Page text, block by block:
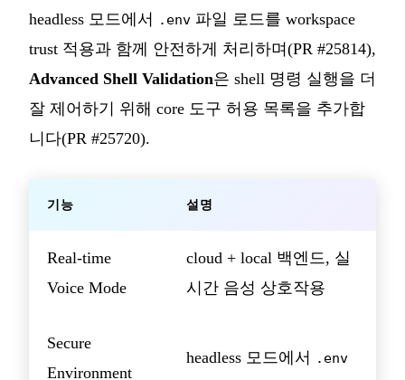
headless 모드에서
.env 파일 로드를 workspace
trust 적용과 함께 안전하게 처리하며(PR #25814),
Advanced Shell Validation은 shell 명령 실행을 더
잘 제어하기 위해 core 도구 허용 목록을 추가합
니다(PR #25720).
기능 설명
Real-time
Voice Mode
cloud + local 백엔드, 실
시간 음성 상호작용
Secure
Environment
headless 모드에서 .env